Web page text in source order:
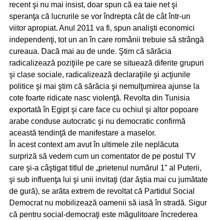
recent şi nu mai insist, doar spun că ea taie net şi
speranţa că lucrurile se vor îndrepta cât de cât într-un
viitor apropiat. Anul 2011 va fi, spun analişti economici
independenţi, tot un an în care românii trebuie să strângă
cureaua. Dacă mai au de unde. Ştim că sărăcia
radicalizează poziţiile pe care se situează diferite grupuri
şi clase sociale, radicalizează declaraţiile şi acţiunile
politice şi mai ştim că sărăcia şi nemulţumirea ajunse la
cote foarte ridicate nasc violenţă. Revolta din Tunisia
exportată în Egipt şi care face cu ochiul şi altor popoare
arabe conduse autocratic şi nu democratic confirmă
această tendinţă de manifestare a maselor.
În acest context am avut în ultimele zile neplăcuta
surpriză să vedem cum un comentator de pe postul TV
care şi-a câştigat titlul de „prietenul numărul 1” al Puterii,
şi sub influenţa lui şi unii invitaţi (dar ăştia mai cu jumătate
de gură), se arăta extrem de revoltat că Partidul Social
Democrat nu mobilizează oamenii să iasă în stradă. Sigur
că pentru social-democraţi este măgulitoare încrederea